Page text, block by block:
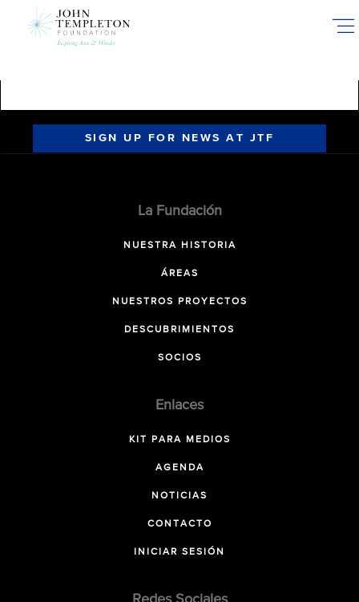
SIGN UP FOR NEWS AT JTF
La Fundación
NUESTRA HISTORIA
ÁREAS
NUESTROS PROYECTOS
DESCUBRIMIENTOS
SOCIOS
Enlaces
KIT PARA MEDIOS
AGENDA
NOTICIAS
CONTACTO
INICIAR SESIÓN